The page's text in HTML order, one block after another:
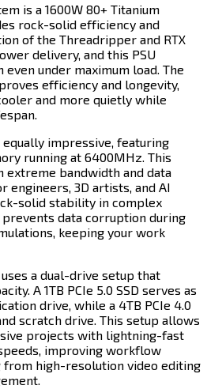
is a 1600W 80+ Titanium
rock-solid efficiency and
of the Threadripper and RTX
delivery, and this PSU
under maximum load. The
efficiency and longevity,
and more quietly while
impressive, featuring
running at 6400MHz. This
bandwidth and data
engineers, 3D artists, and AI
solid stability in complex
data corruption during
keeping your work
a dual-drive setup that
A 1TB PCIe 5.0 SSD serves as
drive, while a 4TB PCIe 4.0
scratch drive. This setup allows
projects with lightning-fast
improving workflow
high-resolution video editing